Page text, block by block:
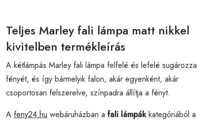
Teljes Marley fali lámpa matt nikkel
kivitelben termékleírás
A kétlámpás Marley fali lámpa felfelé és lefelé sugározza
fényét, és így bármelyik falon, akár egyenként, akár
csoportosan felszerelve, színpadra állítja a fényt.
A feny24.hu webáruházban a fali lámpákkategóriából a